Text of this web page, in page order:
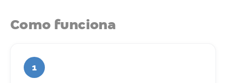
Como funciona
1